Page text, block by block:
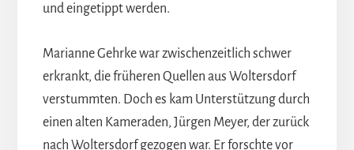
und eingetippt werden.
Marianne Gehrke war zwischenzeitlich schwer
erkrankt, die früheren Quellen aus Woltersdorf
verstummten. Doch es kam Unterstützung durch
einen alten Kameraden, Jürgen Meyer, der zurück
nach Woltersdorf gezogen war. Er forschte vor